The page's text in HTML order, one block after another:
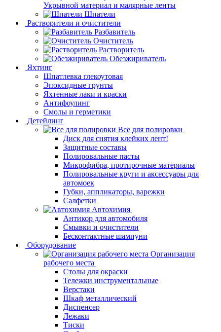
Укрывной материал и малярные ленты
Шпатели
Растворители и очистители
Разбавитель
Очиститель
Растворитель
Обезжириватель
Яхтинг
Шпатлевка глекоутовая
Эпоксидные грунты
Яхтенные лаки и краски
Антифоулинг
Смолы и герметики
Детейлинг
Все для полировки
Диск для снятия клейких лент!
Защитные составы
Полировальные пасты
Микрофибра, протирочные материалы
Полировальные круги и аксессуары для
автомоек
Губки, аппликаторы, варежки
Салфетки
Автохимия
Антикор для автомобиля
Смывки и очистители
Бесконтактные шампуни
Оборудование
Организация
рабочего места
Столы для окраски
Тележки инструментальные
Верстаки
Шкаф металлический
Диспенсер
Лежаки
Тиски